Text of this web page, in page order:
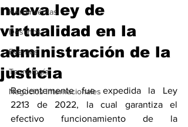
Herramientas
Destinos
Eventos
Tecnología
Negocios Internacionales
nueva ley de
virtualidad en la
administración de la
justicia
Recientemente fue expedida la Ley
2213 de 2022, la cual garantiza el
efectivo funcionamiento de la